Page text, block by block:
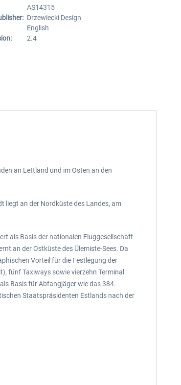
AS14315
Drzewiecki Design
English
2.4
an Lettland und im Osten an den
liegt an der Nordküste des Landes, am
als Basis der nationalen Fluggesellschaft
an der Ostküste des Ülemiste-Sees. Da
Vorteil für die Festlegung der
fünf Taxiways sowie vierzehn Terminal
Basis für Abfangjäger wie das 384.
Staatspräsidenten Estlands nach der